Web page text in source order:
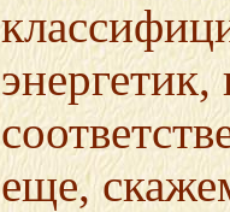
еще,